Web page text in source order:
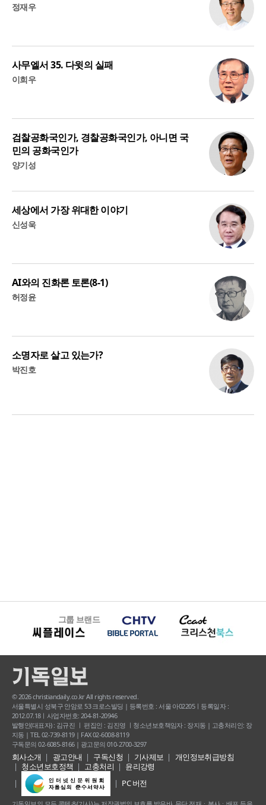
정재우
사무엘서 35. 다윗의 실패
이희우
검찰공화국인가, 경찰공화국인가, 아니면 국
민의 공화국인가
양기성
세상에서 가장 위대한 이야기
신성욱
AI와의 진화론 토론(8-1)
허정윤
소명자로 살고 있는가?
박진호
그룹 브랜드
© 2026 christiandaily.co.kr All rights reserved.
서울특별시 성북구 안암로 53 크로스빌딩 | 등록번호 : 서울 아02205ㅣ등록일자 :
2012.07.18ㅣ사업자번호: 204-81-20946
발행인(대표자) : 김규진 ㅣ 편집인 : 김진영 ㅣ청소년보호책임자 : 장지동 | 고충처리인: 장
지동 | TEL 02-739-8119 | FAX 02-6008-8119
구독문의 02-6085-8166 | 광고문의 010-2700-3297
회사소개 광고안내 구독신청 기사제보
개인정보취급방침
청소년보호정책
고충처리
윤리강령
PC 버전